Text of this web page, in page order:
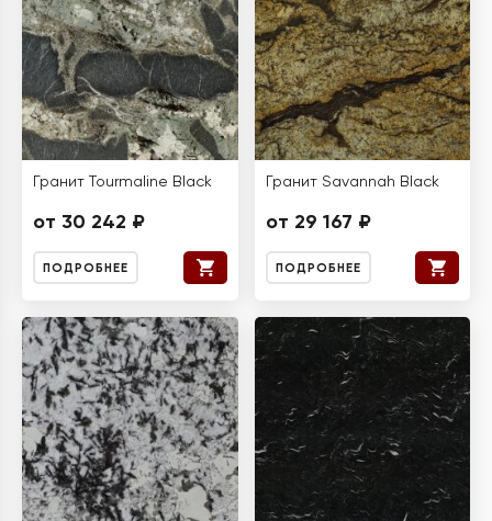
Гранит Tourmaline Black
от 30 242 ₽
ПОДРОБНЕЕ
Гранит Savannah Black
от 29 167 ₽
ПОДРОБНЕЕ